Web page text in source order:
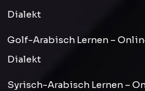
Dialekt
Golf-Arabisch Lernen –
Dialekt
Syrisch-Arabisch Lernen –